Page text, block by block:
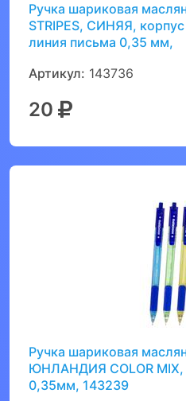
Ручка шариковая
STRIPES, СИНЯЯ,
линия письма 0,35 мм,
Артикул: 143736
20
Ручка шариковая
ЮНЛАНДИЯ COLOR
0,35мм, 143239